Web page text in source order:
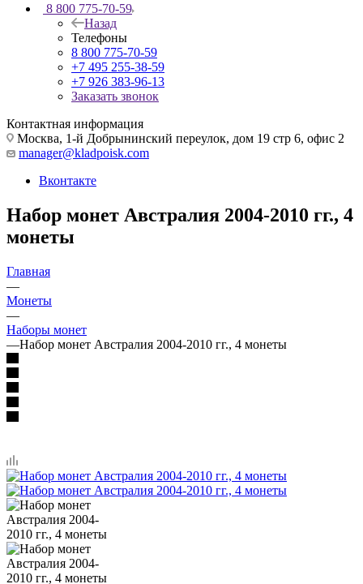
8 800 775-70-59
Назад
Телефоны
8 800 775-70-59
+7 495 255-38-59
+7 926 383-96-13
Заказать звонок
Контактная информация
Москва, 1-й Добрынинский переулок, дом 19 стр 6, офис 2
manager@kladpoisk.com
Вконтакте
Набор монет Австралия 2004-2010 гг., 4
монеты
Главная
—
Монеты
—
Наборы монет
—Набор монет Австралия 2004-2010 гг., 4 монеты